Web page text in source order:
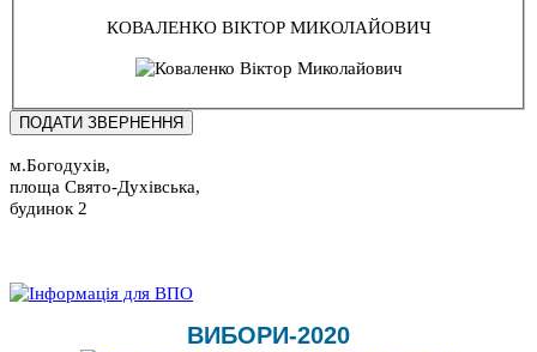
КОВАЛЕНКО ВІКТОР МИКОЛАЙОВИЧ
м.Богодухів,
площа Свято-Духівська,
будинок 2
ВИБОРИ-2020